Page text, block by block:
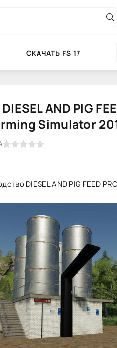
СКАЧАТЬ FS 17
AND PIG
Simulator
DIESEL AND PIG FEED